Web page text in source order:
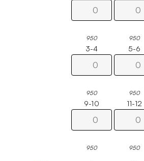
950 950
3-4
950
5-6
950
9-10
950
11-12
950